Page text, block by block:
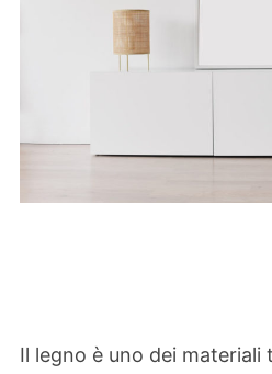
Il legno è uno dei materiali